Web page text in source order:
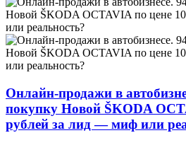
Онлайн-продажи в
покупку Новой ŠKODA
рублей за лид — миф или